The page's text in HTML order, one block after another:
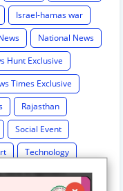
Israel-hamas war
National News
Hunt Exclusive
Times Exclusive
Rajasthan
Social Event
Technology